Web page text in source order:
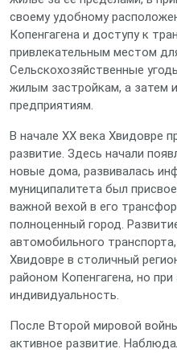
своему удобному
Копенгагена и доступу к
привлекательным местом
Сельскохозяйственные
жилым застройкам, а затем
предприятиям.
В начале XX века Хвидовре
развитие. Здесь начали
новые дома, развивалась
муниципалитета был
важной вехой в его
полноценный город.
автомобильного
Хвидовре в столичный
районом Копенгагена, но
индивидуальность.
После Второй мировой
активное развитие.